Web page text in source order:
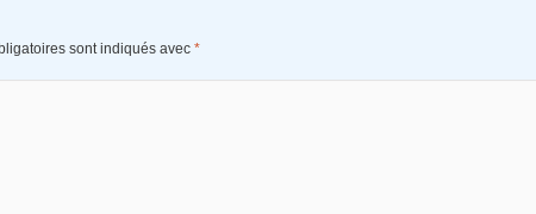
sont indiqués avec *